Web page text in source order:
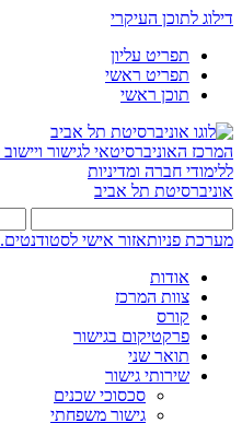
דילוג לתוכן העיקרי
תפריט עליון
תפריט ראשי
תוכן ראשי
המרכז האוניברסיטאי לגישור
ללימודי חברה ומדיניות
אוניברסיטת תל אביב
מערכת פניותאזור אישי
אודות
צוות המרכז
קורס
פרקטיקום בגישור
תואר שני
שירותי גישור
סכסוכי שכנים
גישור משפחתי